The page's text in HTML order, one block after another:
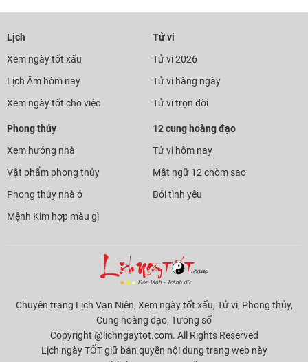
Lịch
Xem ngày tốt xấu
Lịch Âm hôm nay
Xem ngày tốt cho việc
Tử vi
Tử vi 2026
Tử vi hàng ngày
Tử vi trọn đời
Phong thủy
Xem hướng nhà
Vật phẩm phong thủy
Phong thủy nhà ở
Mệnh Kim hợp màu gì
12 cung hoàng đạo
Tử vi hôm nay
Mật ngữ 12 chòm sao
Bói tình yêu
Chuyên trang Lịch Vạn Niên, Xem ngày tốt xấu, Tử vi, Phong thủy,
Cung hoàng đạo, Tướng số
Copyright @lichngaytot.com. All Rights Reserved
Lịch ngày TỐT giữ bản quyền nội dung trang web này